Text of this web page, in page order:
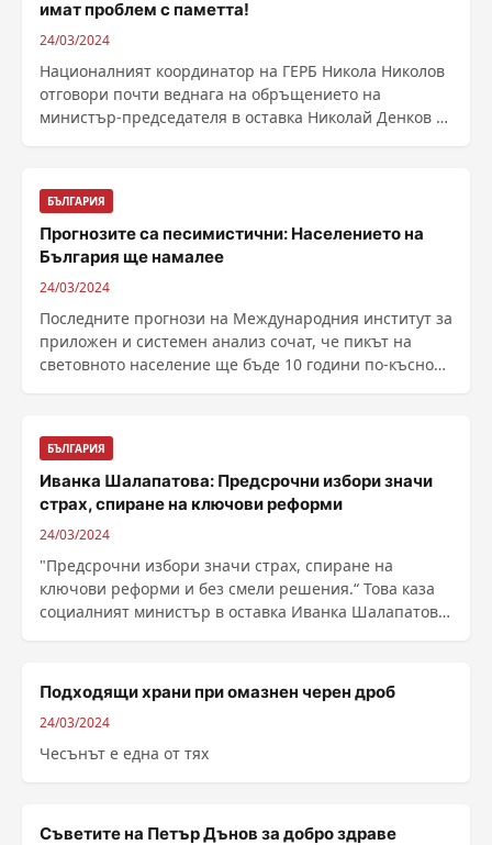
имат проблем с паметта!
24/03/2024
Националният координатор на ГЕРБ Никола Николов
отговори почти веднага на обръщението на
министър-председателя в оставка Николай Денков в
БЪЛГАРИЯ
Прогнозите са песимистични: Населението на
България ще намалее
24/03/2024
Последните прогнози на Международния институт за
приложен и системен анализ сочат, че пикът на
световното население ще бъде 10 години по-късно
БЪЛГАРИЯ
Иванка Шалапатова: Предсрочни избори значи
страх, спиране на ключови реформи
24/03/2024
"Предсрочни избори значи страх, спиране на
ключови реформи и бeз смели решения.“ Това каза
социалният министър в оставка Иванка Шалапатова.
Подходящи храни при омазнен черен дроб
24/03/2024
Чесънът е една от тях
Съветите на Петър Дънов за добро здраве